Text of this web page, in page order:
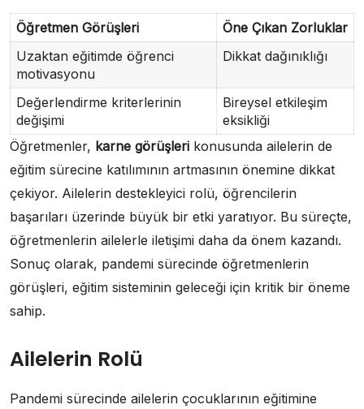
Öğretmen Görüşleri
Öne Çıkan Zorluklar
Uzaktan eğitimde öğrenci
motivasyonu
Dikkat dağınıklığı
Değerlendirme kriterlerinin
değişimi
Bireysel etkileşim
eksikliği
Öğretmenler, karne görüşleri konusunda ailelerin de
eğitim sürecine katılımının artmasının önemine dikkat
çekiyor. Ailelerin destekleyici rolü, öğrencilerin
başarıları üzerinde büyük bir etki yaratıyor. Bu süreçte,
öğretmenlerin ailelerle iletişimi daha da önem kazandı.
Sonuç olarak, pandemi sürecinde öğretmenlerin
görüşleri, eğitim sisteminin geleceği için kritik bir öneme
sahip.
Ailelerin Rolü
Pandemi sürecinde ailelerin çocuklarının eğitimine